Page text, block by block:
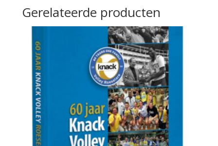
Gerelateerde producten